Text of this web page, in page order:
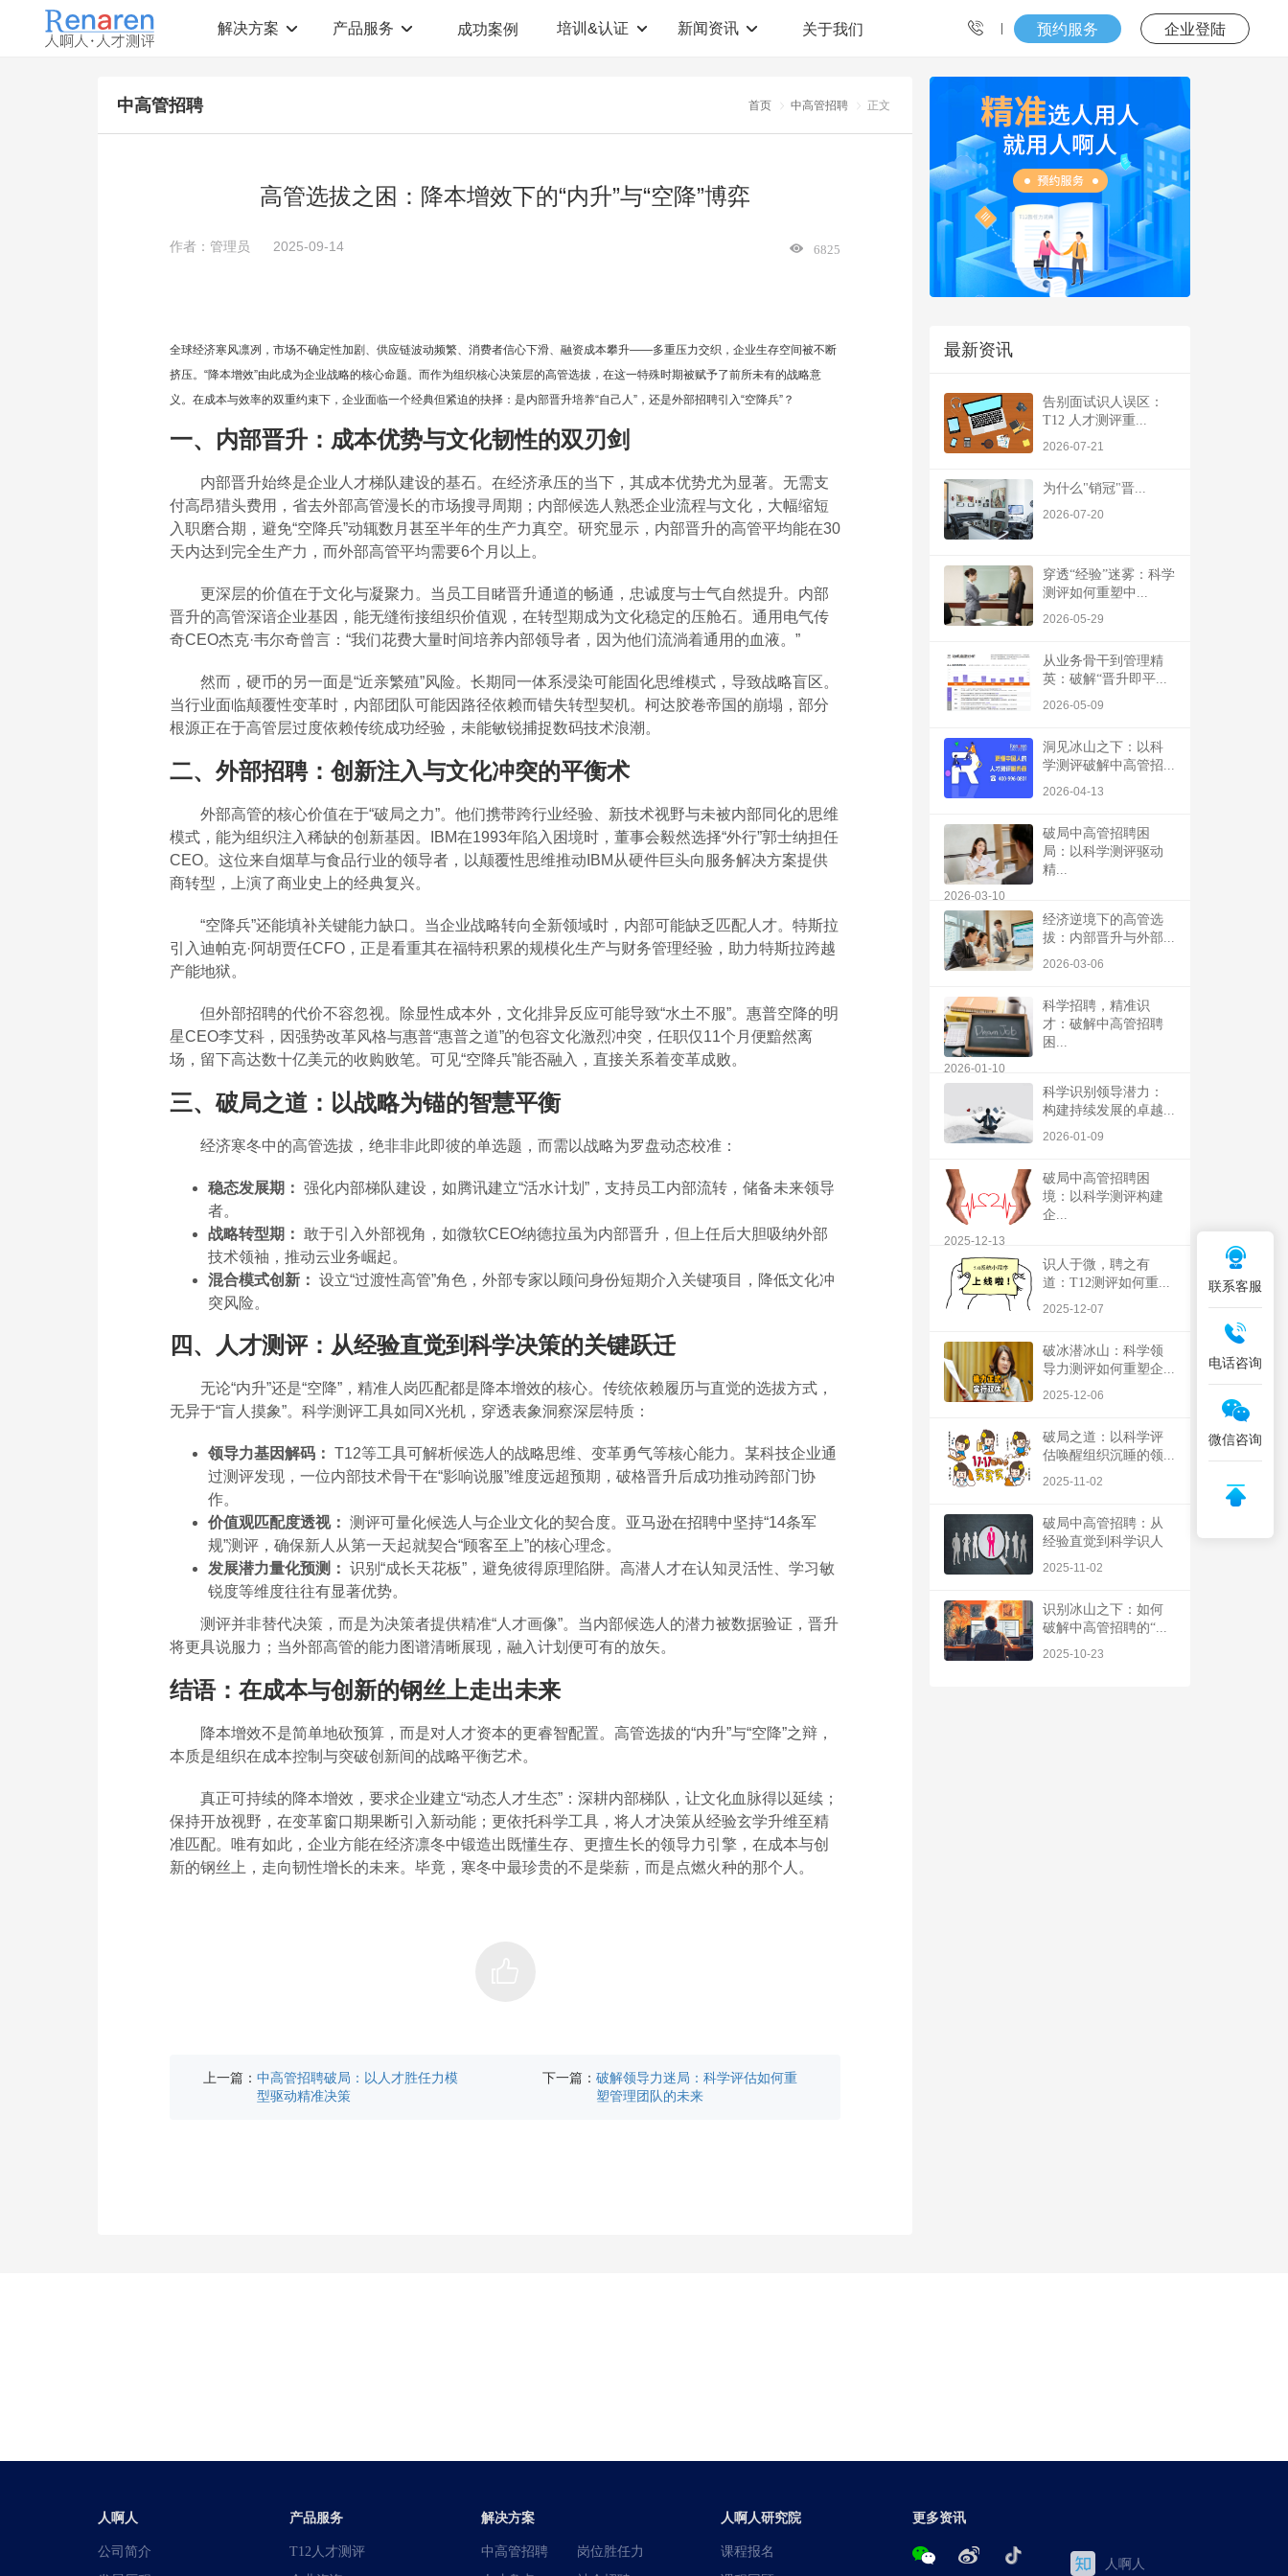
解决方案
测评解决方案
人才盘点
员工生涯规划 360°在线评估
企业管理咨询
产品服务
人才测评产品
青年干部能力测评
人才测评工具 AI招聘测评工具
人啊人测评云系统
成功案例 培训&认证 新闻资讯 关于我们 预约服务 企业登陆
中高管招聘 首页 中高管招聘 正文
高管选拔之困：降本增效下的“内升”与“空降”博弈
作者：管理员 2025-09-14 6825
全球经济寒风凛冽，市场不确定性加剧、供应链波动频繁、消费者信心下滑、融资成本攀升——多重压力交织，企业生存空间被不断
挤压。“降本增效”由此成为企业战略的核心命题。而作为组织核心决策层的高管选拔，在这一特殊时期被赋予了前所未有的战略意
义。在成本与效率的双重约束下，企业面临一个经典但紧迫的抉择：是内部晋升培养“自己人”，还是外部招聘引入“空降兵”？
一、内部晋升：成本优势与文化韧性的双刃剑
内部晋升始终是企业人才梯队建设的基石。在经济承压的当下，其成本优势尤为显著。无需支
付高昂猎头费用，省去外部高管漫长的市场搜寻周期；内部候选人熟悉企业流程与文化，大幅缩短
入职磨合期，避免“空降兵”动辄数月甚至半年的生产力真空。研究显示，内部晋升的高管平均能在30
天内达到完全生产力，而外部高管平均需要6个月以上。
更深层的价值在于文化与凝聚力。当员工目睹晋升通道的畅通，忠诚度与士气自然提升。内部
晋升的高管深谙企业基因，能无缝衔接组织价值观，在转型期成为文化稳定的压舱石。通用电气传
奇CEO杰克·韦尔奇曾言：“我们花费大量时间培养内部领导者，因为他们流淌着通用的血液。”
然而，硬币的另一面是“近亲繁殖”风险。长期同一体系浸染可能固化思维模式，导致战略盲区。
当行业面临颠覆性变革时，内部团队可能因路径依赖而错失转型契机。柯达胶卷帝国的崩塌，部分
根源正在于高管层过度依赖传统成功经验，未能敏锐捕捉数码技术浪潮。
二、外部招聘：创新注入与文化冲突的平衡术
外部高管的核心价值在于“破局之力”。他们携带跨行业经验、新技术视野与未被内部同化的思维
模式，能为组织注入稀缺的创新基因。IBM在1993年陷入困境时，董事会毅然选择“外行”郭士纳担任
CEO。这位来自烟草与食品行业的领导者，以颠覆性思维推动IBM从硬件巨头向服务解决方案提供
商转型，上演了商业史上的经典复兴。
“空降兵”还能填补关键能力缺口。当企业战略转向全新领域时，内部可能缺乏匹配人才。特斯拉
引入迪帕克·阿胡贾任CFO，正是看重其在福特积累的规模化生产与财务管理经验，助力特斯拉跨越
产能地狱。
但外部招聘的代价不容忽视。除显性成本外，文化排异反应可能导致“水土不服”。惠普空降的明
星CEO李艾科，因强势改革风格与惠普“惠普之道”的包容文化激烈冲突，任职仅11个月便黯然离
场，留下高达数十亿美元的收购败笔。可见“空降兵”能否融入，直接关系着变革成败。
三、破局之道：以战略为锚的智慧平衡
经济寒冬中的高管选拔，绝非非此即彼的单选题，而需以战略为罗盘动态校准：
稳态发展期： 强化内部梯队建设，如腾讯建立“活水计划”，支持员工内部流转，储备未来领导
者。
战略转型期： 敢于引入外部视角，如微软CEO纳德拉虽为内部晋升，但上任后大胆吸纳外部
技术领袖，推动云业务崛起。
混合模式创新： 设立“过渡性高管”角色，外部专家以顾问身份短期介入关键项目，降低文化冲
突风险。
四、人才测评：从经验直觉到科学决策的关键跃迁
无论“内升”还是“空降”，精准人岗匹配都是降本增效的核心。传统依赖履历与直觉的选拔方式，
无异于“盲人摸象”。科学测评工具如同X光机，穿透表象洞察深层特质：
领导力基因解码： T12等工具可解析候选人的战略思维、变革勇气等核心能力。某科技企业通
过测评发现，一位内部技术骨干在“影响说服”维度远超预期，破格晋升后成功推动跨部门协
作。
价值观匹配度透视： 测评可量化候选人与企业文化的契合度。亚马逊在招聘中坚持“14条军
规”测评，确保新人从第一天起就契合“顾客至上”的核心理念。
发展潜力量化预测： 识别“成长天花板”，避免彼得原理陷阱。高潜人才在认知灵活性、学习敏
锐度等维度往往有显著优势。
测评并非替代决策，而是为决策者提供精准“人才画像”。当内部候选人的潜力被数据验证，晋升
将更具说服力；当外部高管的能力图谱清晰展现，融入计划便可有的放矢。
结语：在成本与创新的钢丝上走出未来
降本增效不是简单地砍预算，而是对人才资本的更睿智配置。高管选拔的“内升”与“空降”之辩，
本质是组织在成本控制与突破创新间的战略平衡艺术。
真正可持续的降本增效，要求企业建立“动态人才生态”：深耕内部梯队，让文化血脉得以延续；
保持开放视野，在变革窗口期果断引入新动能；更依托科学工具，将人才决策从经验玄学升维至精
准匹配。唯有如此，企业方能在经济凛冬中锻造出既懂生存、更擅生长的领导力引擎，在成本与创
新的钢丝上，走向韧性增长的未来。毕竟，寒冬中最珍贵的不是柴薪，而是点燃火种的那个人。
上一篇： 中高管招聘破局：以人才胜任力模
型驱动精准决策
下一篇： 破解领导力迷局：科学评估如何重
塑管理团队的未来
最新资讯
告别面试识人误区：
T12 人才测评重...
2026-07-21
为什么"销冠"晋...
2026-07-20
穿透“经验”迷雾：科学
测评如何重塑中...
2026-05-29
从业务骨干到管理精
英：破解“晋升即平...
2026-05-09
洞见冰山之下：以科
学测评破解中高管招...
2026-04-13
破局中高管招聘困
局：以科学测评驱动
精...
2026-03-10
经济逆境下的高管选
拔：内部晋升与外部...
2026-03-06
科学招聘，精准识
才：破解中高管招聘
困...
2026-01-10
科学识别领导潜力：
构建持续发展的卓越...
2026-01-09
破局中高管招聘困
境：以科学测评构建
企...
2025-12-13
识人于微，聘之有
道：T12测评如何重...
2025-12-07
破冰潜冰山：科学领
导力测评如何重塑企...
2025-12-06
破局之道：以科学评
估唤醒组织沉睡的领...
2025-11-02
破局中高管招聘：从
经验直觉到科学识人
2025-11-02
识别冰山之下：如何
破解中高管招聘的“...
2025-10-23
人啊人
公司简介
产品服务
T12人才测评
解决方案
中高管招聘 岗位胜任力
人啊人研究院
课程报名
更多资讯
人啊人
联系客服
电话咨询
微信咨询